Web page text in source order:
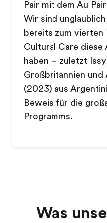
Pair mit dem Au
Wir sind
bereits zum vierten
Cultural Care diese
haben – zuletzt
Großbritannien und
(2023) aus
Beweis für die
Programms.
Was